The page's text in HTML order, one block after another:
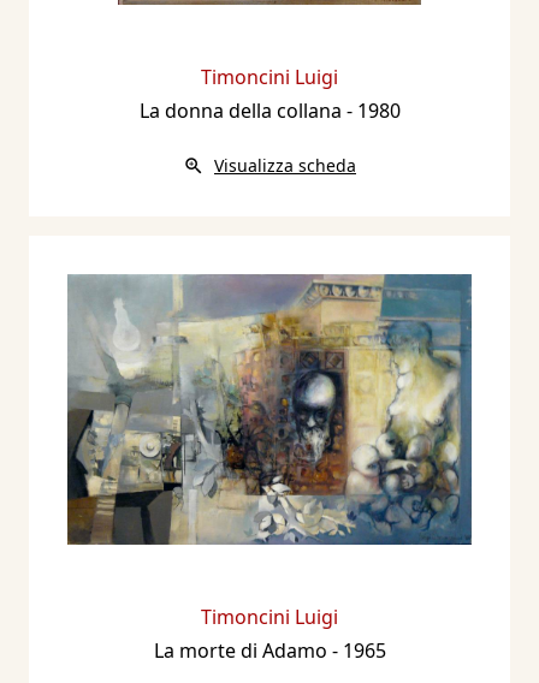
Timoncini Luigi
La donna della collana - 1980
Visualizza scheda
Timoncini Luigi
La morte di Adamo - 1965